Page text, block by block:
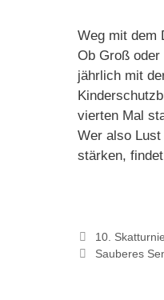
Weg mit dem
Ob Groß
jährlich mit
vierten Mal
Wer also
stärken,
10.
Sauberes